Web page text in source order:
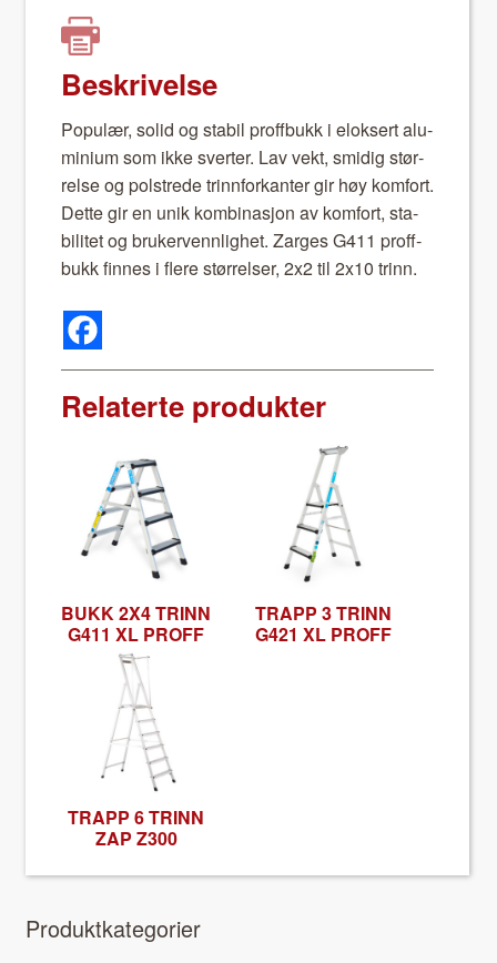
Beskrivelse
Pop­ulær, sol­id og sta­bil proff­bukk i elok­sert alu­
mini­um som ikke svert­er. Lav vekt, smidig stør­
relse og pol­strede trin­n­forkan­ter gir høy kom­fort.
Dette gir en unik kom­bi­nasjon av kom­fort, sta­
bilitet og bruk­er­venn­lighet. Zarges G411 proff­
bukk finnes i flere stør­relser, 2x2 til 2x10 trinn.
Relaterte produkter
BUKK 2X4 TRINN
G411 XL PROFF
TRAPP 3 TRINN
G421 XL PROFF
TRAPP 6 TRINN
ZAP Z300
Pro­duk­tkat­e­gori­er